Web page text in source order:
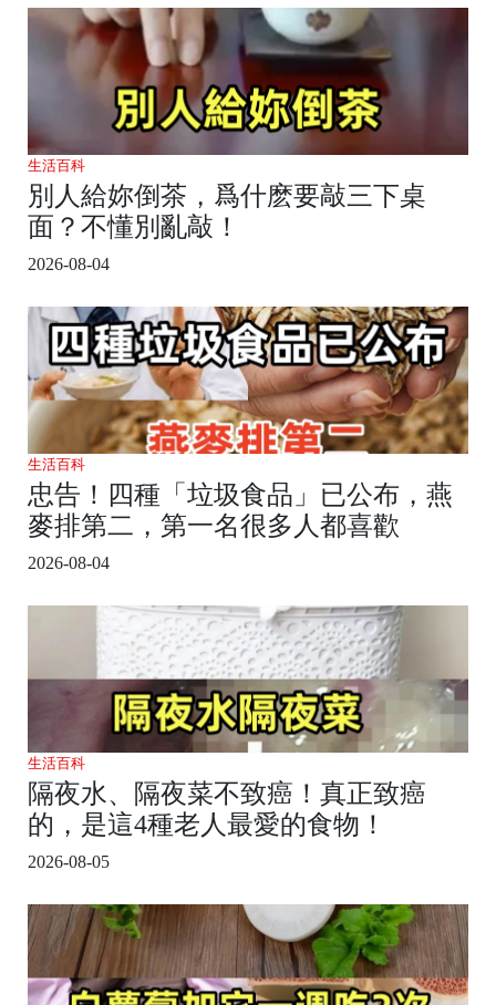
生活百科
別人給妳倒茶，爲什麽要敲三下桌
面？不懂別亂敲！
2026-08-04
生活百科
忠告！四種「垃圾食品」已公布，燕
麥排第二，第一名很多人都喜歡
2026-08-04
生活百科
隔夜水、隔夜菜不致癌！真正致癌
的，是這4種老人最愛的食物！
2026-08-05